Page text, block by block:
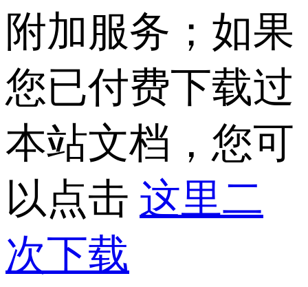
附加服务；如果
您已付费下载过
本站文档，您可
以点击 这里二
次下载